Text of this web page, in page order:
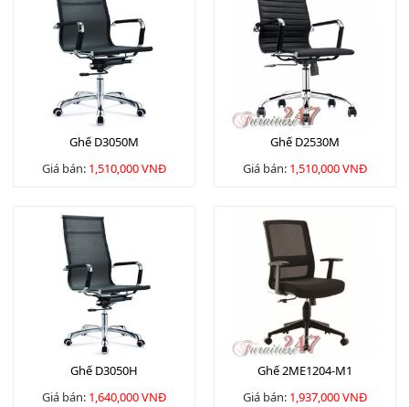
Ghế D3050M
Giá bán: 1,510,000 VNĐ
Ghế D2530M
Giá bán: 1,510,000 VNĐ
Ghế D3050H
Giá bán: 1,640,000 VNĐ
Ghế 2ME1204-M1
Giá bán: 1,937,000 VNĐ